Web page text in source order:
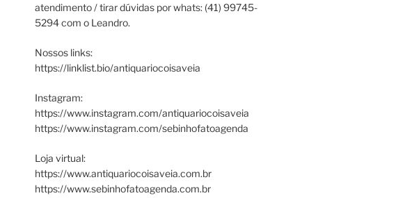
atendimento / tirar dúvidas por whats: (41) 99745-
5294 com o Leandro.
Nossos links:
https://linklist.bio/antiquariocoisaveia
Instagram:
https://www.instagram.com/antiquariocoisaveia
https://www.instagram.com/sebinhofatoagenda
Loja virtual:
https://www.antiquariocoisaveia.com.br
https://www.sebinhofatoagenda.com.br